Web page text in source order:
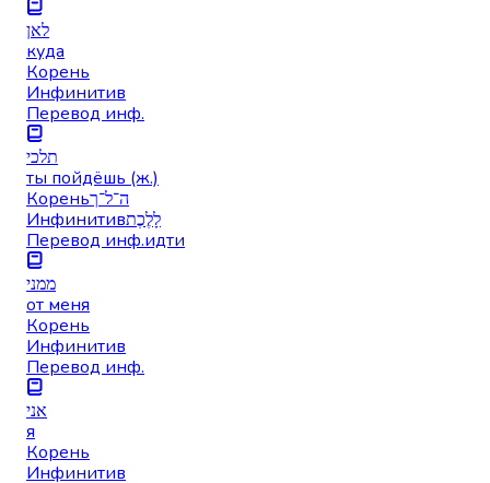
לאן
куда
Корень
Инфинитив
Перевод инф.
תלכי
ты пойдёшь (ж.)
Кореньה־ל־ך
Инфинитивלָלֶכֶת
Перевод инф.идти
ממני
от меня
Корень
Инфинитив
Перевод инф.
אני
я
Корень
Инфинитив